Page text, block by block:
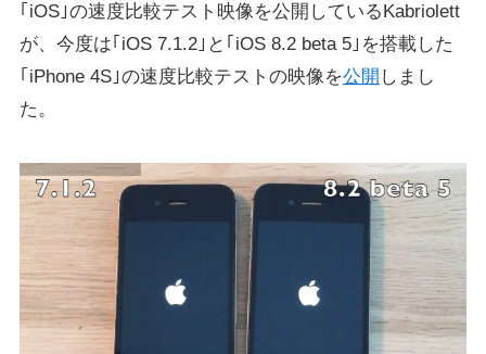
｢iOS｣の速度比較テスト映像を公開しているKabriolett
が、今度は｢iOS 7.1.2｣と｢iOS 8.2 beta 5｣を搭載した
｢iPhone 4S｣の速度比較テストの映像を公開 しまし
た。